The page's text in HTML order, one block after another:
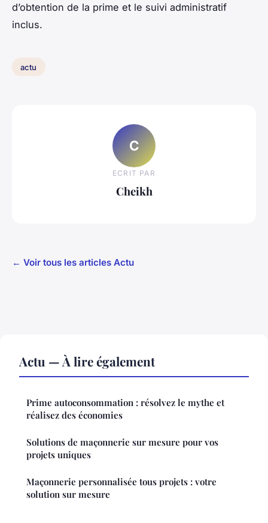
d’obtention de la prime et le suivi administratif
inclus.
actu
C
ECRIT PAR
Cheikh
← Voir tous les articles Actu
Actu — À lire également
Prime autoconsommation : résolvez le mythe et
réalisez des économies
Solutions de maçonnerie sur mesure pour vos
projets uniques
Maçonnerie personnalisée tous projets : votre
solution sur mesure